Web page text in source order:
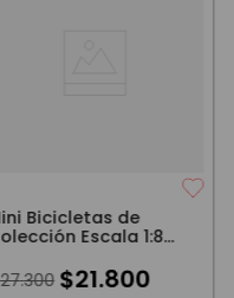
Bicicletas de
Escala 1:8
27.300 $21.800